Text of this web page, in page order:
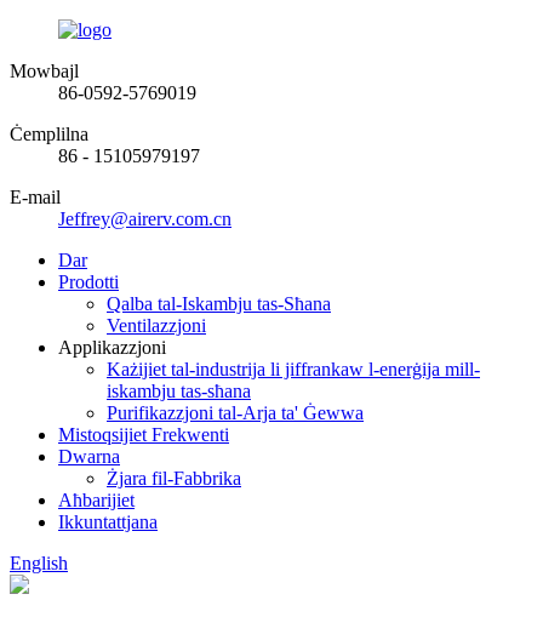
Mowbajl
86-0592-5769019
Ċemplilna
86 - 15105979197
E-mail
Jeffrey@airerv.com.cn
Dar
Prodotti
Qalba tal-Iskambju tas-Sħana
Ventilazzjoni
Applikazzjoni
Każijiet tal-industrija li jiffrankaw l-enerġija mill-
iskambju tas-sħana
Purifikazzjoni tal-Arja ta' Ġewwa
Mistoqsijiet Frekwenti
Dwarna
Żjara fil-Fabbrika
Aħbarijiet
Ikkuntattjana
English